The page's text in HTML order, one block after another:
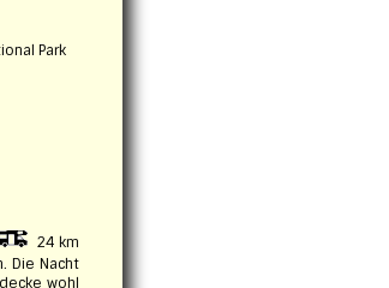
24 km
Die Nacht
wohl